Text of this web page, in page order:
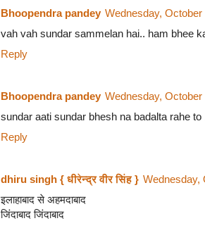
Bhoopendra pandey Wednesday,
vah vah sundar sammelan hai.. ham bhee
Reply
Bhoopendra pandey Wednesday,
sundar aati sundar bhesh na badalta rahe
Reply
dhiru singh { धीरेन्द्र वीर सिंह } Wednesday,
इलाहाबाद से अहमदाबाद
जिंदाबाद जिंदाबाद